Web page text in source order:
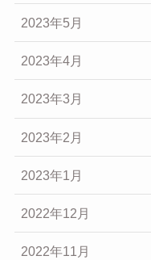
2023年5月
2023年4月
2023年3月
2023年2月
2023年1月
2022年12月
2022年11月